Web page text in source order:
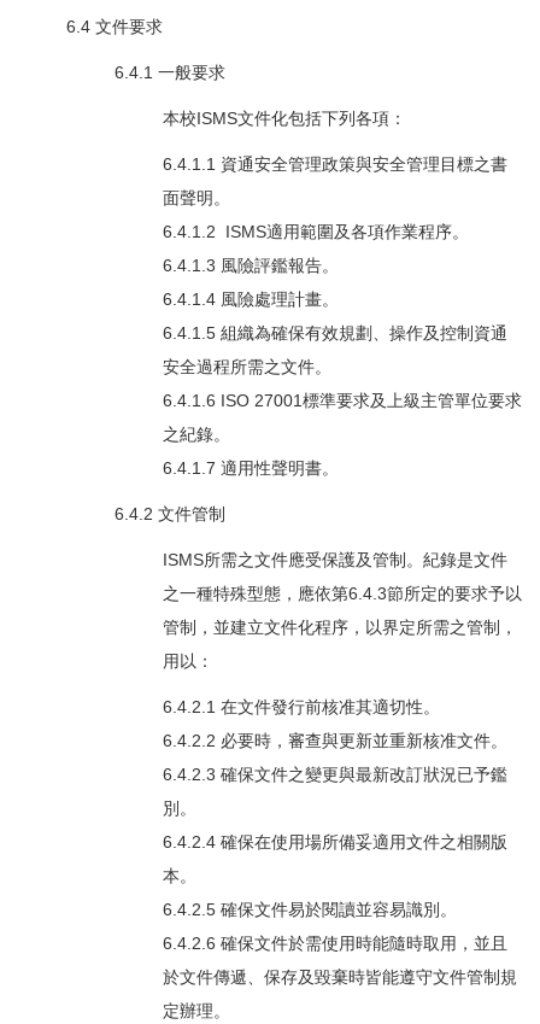
6.4 文件要求
6.4.1 一般要求
本校ISMS文件化包括下列各項：
6.4.1.1 資通安全管理政策與安全管理目標之書
面聲明。
6.4.1.2 ISMS適用範圍及各項作業程序。
6.4.1.3 風險評鑑報告。
6.4.1.4 風險處理計畫。
6.4.1.5 組織為確保有效規劃、操作及控制資通
安全過程所需之文件。
6.4.1.6 ISO 27001標準要求及上級主管單位要求
之紀錄。
6.4.1.7 適用性聲明書。
6.4.2 文件管制
ISMS所需之文件應受保護及管制。紀錄是文件
之一種特殊型態，應依第6.4.3節所定的要求予以
管制，並建立文件化程序，以界定所需之管制，
用以：
6.4.2.1 在文件發行前核准其適切性。
6.4.2.2 必要時，審查與更新並重新核准文件。
6.4.2.3 確保文件之變更與最新改訂狀況已予鑑
別。
6.4.2.4 確保在使用場所備妥適用文件之相關版
本。
6.4.2.5 確保文件易於閱讀並容易識別。
6.4.2.6 確保文件於需使用時能隨時取用，並且
於文件傳遞、保存及毀棄時皆能遵守文件管制規
定辦理。